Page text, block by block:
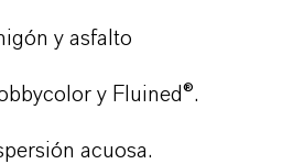
y asfalto
y Fluined®.
acuosa.